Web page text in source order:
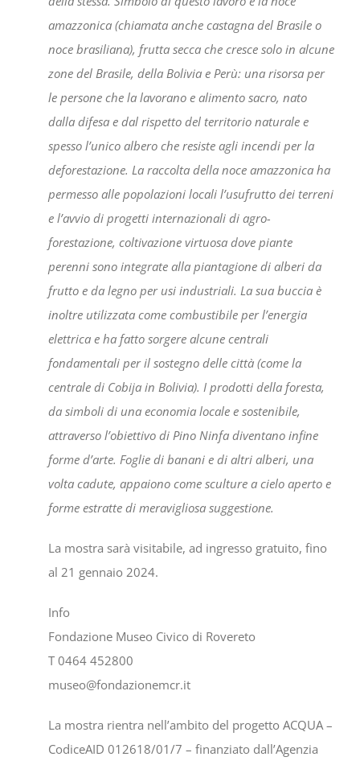
amazzonica (chiamata anche castagna del Brasile o
noce brasiliana), frutta secca che cresce solo in alcune
zone del Brasile, della Bolivia e Perù: una risorsa per
le persone che la lavorano e alimento sacro, nato
dalla difesa e dal rispetto del territorio naturale e
spesso l’unico albero che resiste agli incendi per la
deforestazione. La raccolta della noce amazzonica ha
permesso alle popolazioni locali l’usufrutto dei terreni
e l’avvio di progetti internazionali di agro-
forestazione, coltivazione virtuosa dove piante
perenni sono integrate alla piantagione di alberi da
frutto e da legno per usi industriali. La sua buccia è
inoltre utilizzata come combustibile per l’energia
elettrica e ha fatto sorgere alcune centrali
fondamentali per il sostegno delle città (come la
centrale di Cobija in Bolivia). I prodotti della foresta,
da simboli di una economia locale e sostenibile,
attraverso l’obiettivo di Pino Ninfa diventano infine
forme d’arte. Foglie di banani e di altri alberi, una
volta cadute, appaiono come sculture a cielo aperto e
forme estratte di meravigliosa suggestione.
La mostra sarà visitabile, ad ingresso gratuito, fino
al 21 gennaio 2024.
Info
Fondazione Museo Civico di Rovereto
T 0464 452800
museo@fondazionemcr.it
La mostra rientra nell’ambito del progetto ACQUA –
CodiceAID 012618/01/7 – finanziato dall’Agenzia